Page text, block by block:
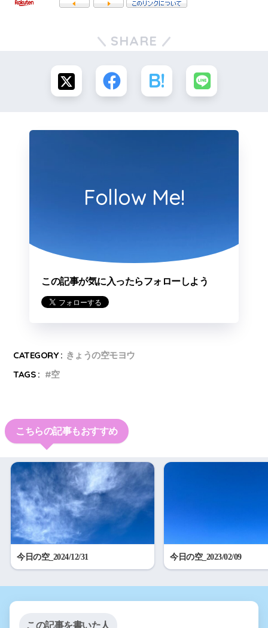
SHARE
Follow Me!
この記事が気に入ったらフォローしよう
CATEGORY : きょうの空モヨウ
TAGS :
空
こちらの記事もおすすめ
今日の空_2024/12/31 今日の空_2023/02/09
この記事を書いた人